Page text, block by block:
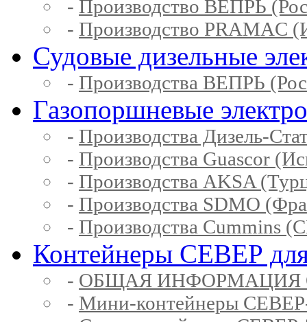
- Производство ВЕПРЬ
- Производство PRAMAC
Судовые дизельные
- Производства ВЕПРЬ
Газопоршневые
- Производства Дизель-
- Производства Guascor
- Производства AKSA
- Производства SDMO
- Производства Cummins
Контейнеры СЕВЕР для
- ОБЩАЯ ИНФОРМАЦИЯ
- Мини-контейнеры